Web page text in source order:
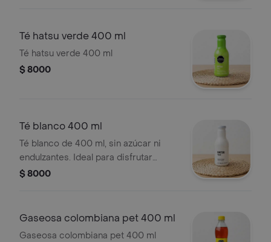
Té hatsu verde 400 ml
Té hatsu verde 400 ml
$ 8000
Té blanco 400 ml
Té blanco de 400 ml, sin azúcar ni
endulzantes. Ideal para disfrutar
caliente.
$ 8000
Gaseosa colombiana pet 400 ml
Gaseosa colombiana pet 400 ml